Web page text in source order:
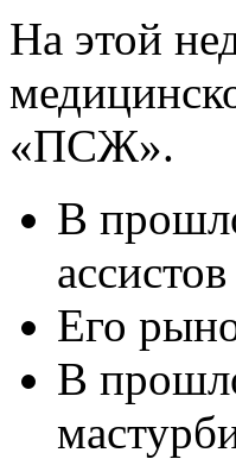
На этой
«ПСЖ».
В
Его
В